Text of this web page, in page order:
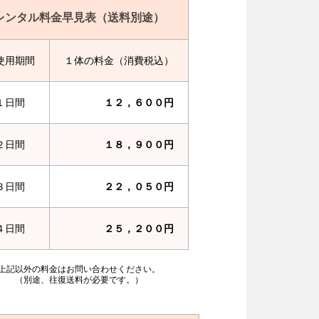
ンタル料金早見表（送料別途）
用期間 １体の料金（消費税込）
日間 １２，６００円
日間 １８，９００円
日間 ２２，０５０円
日間 ２５，２００円
記以外の料金はお問い合わせください。
（別途、往復送料が必要です。）